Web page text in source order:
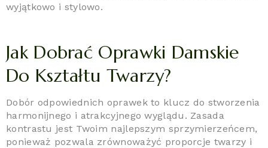
wyjątkowo i stylowo.
Jak Dobrać Oprawki Damskie
Do Kształtu Twarzy?
Dobór odpowiednich oprawek to klucz do stworzenia
harmonijnego i atrakcyjnego wyglądu. Zasada
kontrastu jest Twoim najlepszym sprzymierzeńcem,
ponieważ pozwala zrównoważyć proporcje twarzy i